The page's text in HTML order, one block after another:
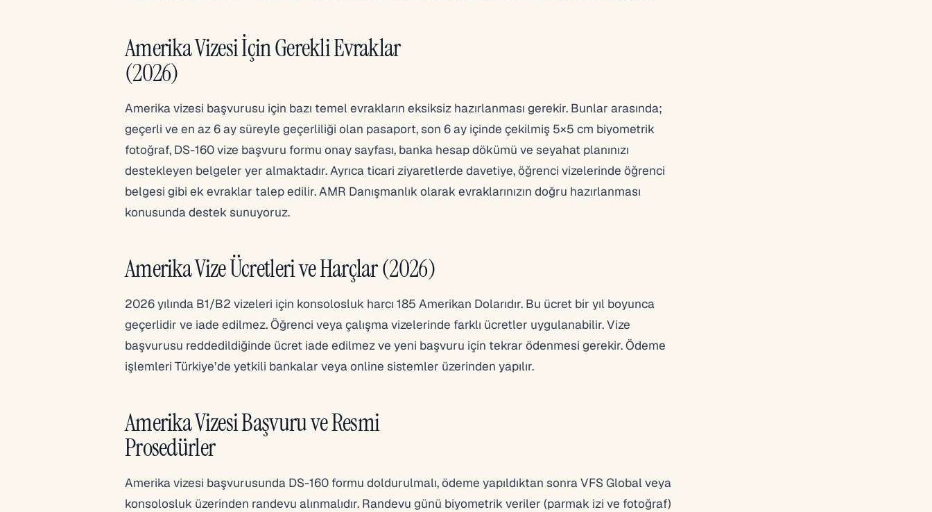
Amerika Vizesi İçin Gerekli Evraklar
(2026)
Amerika vizesi başvurusu için bazı temel evrakların eksiksiz hazırlanması gerekir. Bunlar arasında;
geçerli ve en az 6 ay süreyle geçerliliği olan pasaport, son 6 ay içinde çekilmiş 5×5 cm biyometrik
fotoğraf, DS-160 vize başvuru formu onay sayfası, banka hesap dökümü ve seyahat planınızı
destekleyen belgeler yer almaktadır. Ayrıca ticari ziyaretlerde davetiye, öğrenci vizelerinde öğrenci
belgesi gibi ek evraklar talep edilir. AMR Danışmanlık olarak evraklarınızın doğru hazırlanması
konusunda destek sunuyoruz.
Amerika Vize Ücretleri ve Harçlar (2026)
2026 yılında B1/B2 vizeleri için konsolosluk harcı 185 Amerikan Dolarıdır. Bu ücret bir yıl boyunca
geçerlidir ve iade edilmez. Öğrenci veya çalışma vizelerinde farklı ücretler uygulanabilir. Vize
başvurusu reddedildiğinde ücret iade edilmez ve yeni başvuru için tekrar ödenmesi gerekir. Ödeme
işlemleri Türkiye’de yetkili bankalar veya online sistemler üzerinden yapılır.
Amerika Vizesi Başvuru ve Resmi
Prosedürler
Amerika vizesi başvurusunda DS-160 formu doldurulmalı, ödeme yapıldıktan sonra VFS Global veya
konsolosluk üzerinden randevu alınmalıdır. Randevu günü biyometrik veriler (parmak izi ve fotoğraf)